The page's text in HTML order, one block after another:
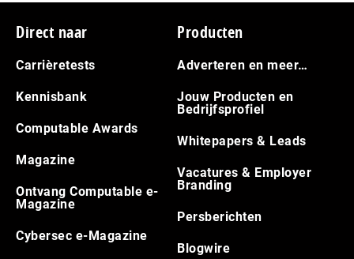
Footer
Direct naar
Carrièretests
Kennisbank
Computable Awards
Magazine
Ontvang Computable e-
Magazine
Cybersec e-Magazine
Producten
Adverteren en meer…
Jouw Producten en
Bedrijfsprofiel
Whitepapers & Leads
Vacatures & Employer
Branding
Persberichten
Blogwire